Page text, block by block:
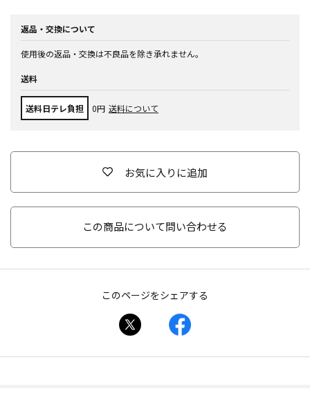
返品・交換について
使用後の返品・交換は不良品を除き承れません。
送料
送料日テレ負担 0円 送料について
お気に入りに追加
この商品について問い合わせる
このページをシェアする